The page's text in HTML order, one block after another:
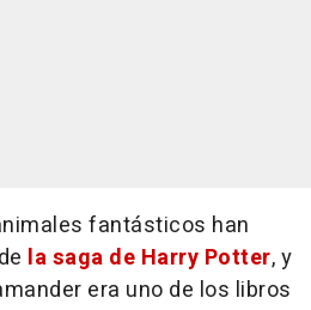
fantásticos han
la saga de Harry Potter, y
era uno de los libros